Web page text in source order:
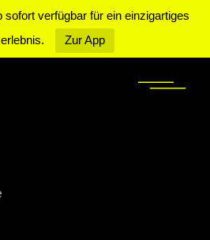
sofort verfügbar für ein einzigartiges
Zur App